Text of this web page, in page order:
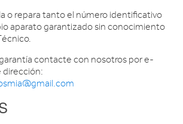
o repara tanto el número identificativo
aparato garantizado sin conocimiento
garantía contacte con nosotros por e-
dirección: